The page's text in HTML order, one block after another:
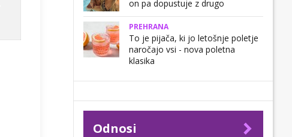
on pa dopustuje z drugo
PREHRANA
To je pijača, ki jo letošnje poletje
naročajo vsi - nova poletna
klasika
Odnosi